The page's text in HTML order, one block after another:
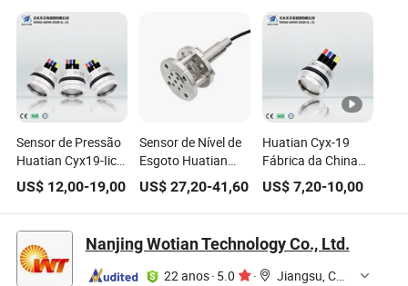
Fechado
Sensor de Pressão
Huatian Cyx19-Iic
Mapa de Pacote
Padrão de Saída Iic
Quatro Fios
US$ 12,00-19,00
Sensor de Nível de
Esgoto Huatian
Cyb3141 com
Transmissor de
Nível de Pressão
com Flange
US$ 27,20-41,60
Huatian Cyx-19
Fábrica da China
1.5mA 5VDC
Sensor de Pressão
OEM Piezoresistivo
de Alta Estabilidade
Preenchido com
Óleo de Silício CE
US$ 7,20-10,00
Nanjing Wotian Technology Co., Ltd.
22 anos· 5.0 ·
Jiangsu, China